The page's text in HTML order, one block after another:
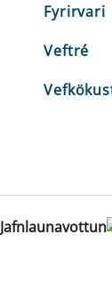
Fyrirvari
Veftré